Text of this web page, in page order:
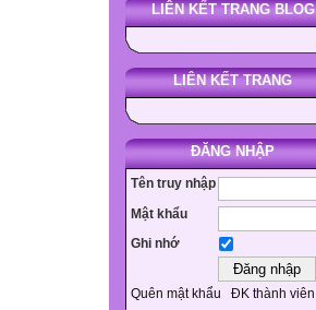
LIÊN KẾT TRANG BLOG
LIÊN KẾT TRANG
ĐĂNG NHẬP
Tên truy nhập
Mật khẩu
Ghi nhớ
Quên mật khẩu ĐK thành viên